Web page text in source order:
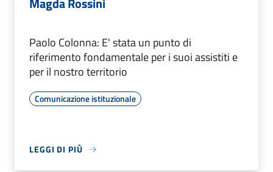
Paolo Colonna: E' stata un punto di
riferimento fondamentale per i suoi assistiti e
per il nostro territorio
Comunicazione istituzionale
LEGGI DI PIÙ